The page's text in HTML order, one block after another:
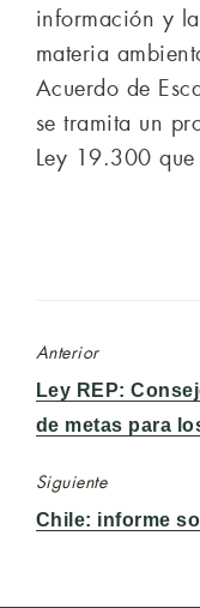
información y
materia
Acuerdo de
se tramita un
Ley 19.300
Anterior
Entrada
anterior:
Ley REP:
de metas para
Siguiente
Entrada
Chile: informe